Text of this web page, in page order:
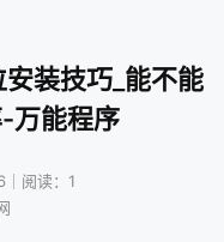
装技巧_能不能
万能程序
阅读：1